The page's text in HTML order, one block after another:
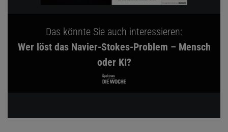
Das könnte Sie auch interessieren:
Wer löst das Navier-Stokes-Problem – Mensch
oder KI?